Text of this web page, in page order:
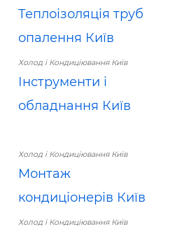
Теплоізоляція труб
опалення Київ
Холод і Кондиціювання Київ
Інструменти і
обладнання Київ
Холод і Кондиціювання Київ
Монтаж
кондиціонерів Київ
Холод і Кондиціювання Київ